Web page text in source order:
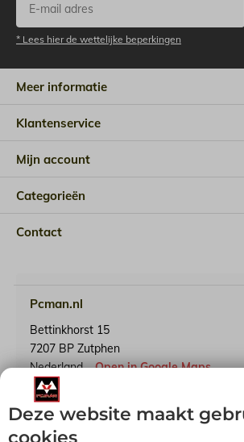
* Lees hier de wettelijke beperkingen
Meer informatie
Klantenservice
Mijn account
Categorieën
Contact
Pcman.nl
Bettinkhorst 15
7207 BP Zutphen
Nederland
Open in Google Maps
KvK-nummer: 65241614
BTW-identificatienummer:
Deze website maakt
cookies